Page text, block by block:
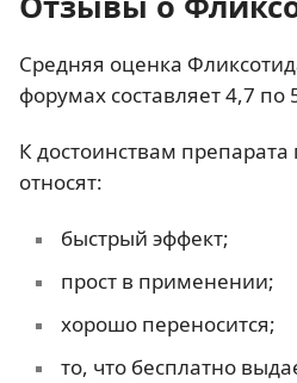
Средняя оценка
форумах составляет 4,7
К достоинствам
относят:
быстрый эффект;
прост в применении;
хорошо переносится;
то, что бесплатно